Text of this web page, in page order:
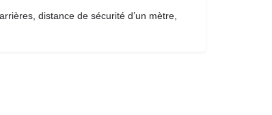
distance de sécurité d’un mètre,